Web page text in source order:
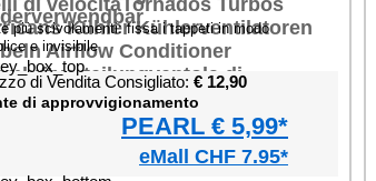
più scivolamenti: fissa i tappeti in modo
e invisibile
di Vendita Consigliato: € 12,90
di approvvigionamento
PEARL € 5,99*
eMall CHF 7.95*